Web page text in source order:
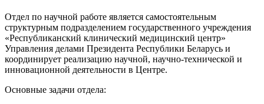
Отдел по научной работе является самостоятельным
структурным подразделением государственного учреждения
«Республиканский клинический медицинский центр»
Управления делами Президента Республики Беларусь и
координирует реализацию научной, научно-технической и
инновационной деятельности в Центре.
Основные задачи отдела: